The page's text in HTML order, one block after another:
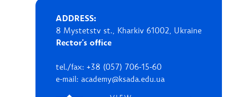
ADDRESS:
8 Mystetstv st., Kharkiv 61002, Ukraine
Rector's office
tel./fax: +38 (057) 706-15-60
e-mail: academy@ksada.edu.ua